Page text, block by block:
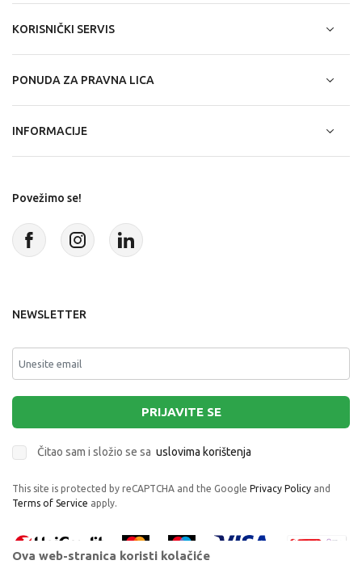
KORISNIČKI SERVIS
PONUDA ZA PRAVNA LICA
INFORMACIJE
Povežimo se!
NEWSLETTER
PRIJAVITE SE
Čitao sam i složio se sa uslovima korištenja
This site is protected by reCAPTCHA and the Google Privacy Policy and
Terms of Service apply.
Ova web-stranica koristi kolačiće